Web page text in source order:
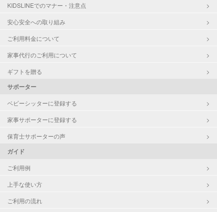
KIDSLINEでのマナー・注意点
安心安全への取り組み
ご利用料金について
家事代行のご利用について
ギフトを贈る
サポーター
ベビーシッターに登録する
家事サポーターに登録する
保育士サポーターの声
ガイド
ご利用例
上手な使い方
ご利用の流れ